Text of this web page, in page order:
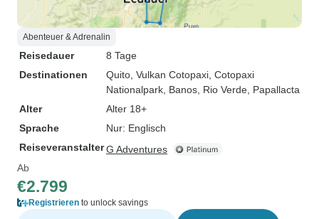
Abenteuer & Adrenalin
Reisedauer
8 Tage
Destinationen
Quito , Vulkan Cotopaxi , Cotopaxi
Nationalpark , Banos , Rio Verde , Papallacta
Alter
Alter 18+
Sprache
Nur: Englisch
ReiseveranstalterG Adventures
Ab
€2.799
Registrieren to unlock savings